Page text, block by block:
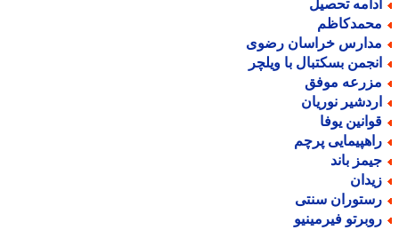
تحصیل
خراسان رضوی
بسکتبال با ویلچر
موفق
نوریان
یوفا
پرچم
باند
سنتی
فیرمینیو